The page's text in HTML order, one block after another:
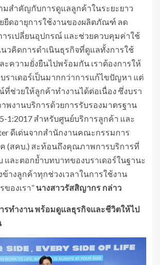
ามสำคัญกับการดูแลลูกค้าในระยะยาว
ยืดอายุการใช้งานของผลิตภัณฑ์ ลด
ารเปลี่ยนอุปกรณ์ และช่วยควบคุมค่าใช้
วคิดการดำเนินธุรกิจที่ดูแลทั้งการใช้
ะความยั่งยืนไปพร้อมกัน เราต้องการให้
าเดอร์เป็นมากกว่าการแก้ไขปัญหา แต่
ที่ช่วยให้ลูกค้าทำงานได้ต่อเนื่อง ซึ่งบรา
พงานบริการด้วยการรับรองมาตรฐาน
1:2017 สำหรับศูนย์บริการลูกค้า และ
ดีเด่นจากสำนักงานคณะกรรมการ
(สคบ.) สะท้อนถึงคุณภาพการบริการที่
และตอกย้ำบทบาทของบราเดอร์ในฐานะ
างลูกค้าทุกช่วงเวลาในการใช้งาน
องเรา” นางสาวรัสสิญากร กล่าว
รทำงาน พร้อมดูแลธุรกิจและชีวิตให้ไป